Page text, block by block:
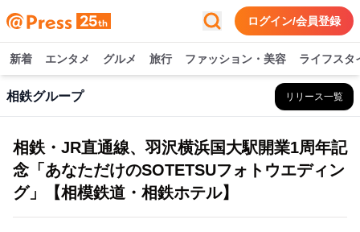
ログイン/会員登録
新着 エンタメ グルメ 旅行 ファッション・美容 ライフスタ
相鉄グループ リリース一覧
相鉄・JR直通線、羽沢横浜国大駅開業1周年記
念「あなただけのSOTETSUフォトウエディン
グ」【相模鉄道・相鉄ホテル】